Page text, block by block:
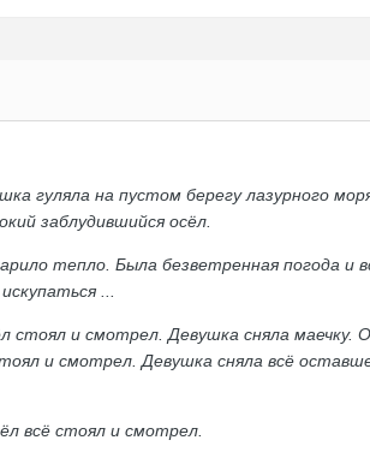
гуляла на пустом берегу лазурного
заблудившийся осёл.
тепло. Была безветренная погода и
...
стоял и смотрел. Девушка сняла маечку.
и смотрел. Девушка сняла всё
всё стоял и смотрел.